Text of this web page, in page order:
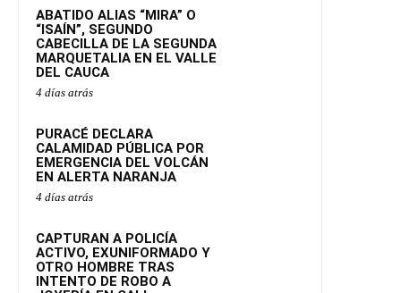
ABATIDO ALIAS “MIRA” O
“ISAÍN”, SEGUNDO
CABECILLA DE LA SEGUNDA
MARQUETALIA EN EL VALLE
DEL CAUCA
4 días atrás
PURACÉ DECLARA
CALAMIDAD PÚBLICA POR
EMERGENCIA DEL VOLCÁN
EN ALERTA NARANJA
4 días atrás
CAPTURAN A POLICÍA
ACTIVO, EXUNIFORMADO Y
OTRO HOMBRE TRAS
INTENTO DE ROBO A